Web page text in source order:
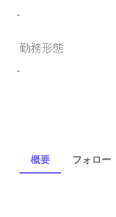
-
勤務形態
-
概要 フォロー